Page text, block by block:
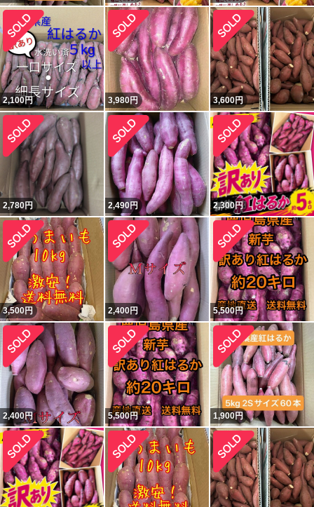
2,100円 3,980円 3,600円
2,780円 2,490円 2,300円
3,500円 2,400円 5,500円
2,400円 5,500円 1,900円